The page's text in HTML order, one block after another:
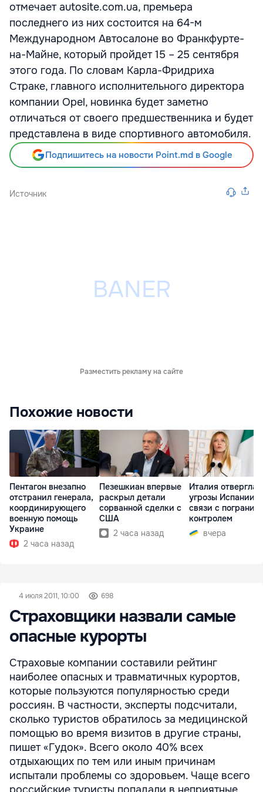
отмечает autosite.com.ua, премьера
последнего из них состоится на 64-м
Международном Автосалоне во Франкфурте-
на-Майне, который пройдет 15 – 25 сентября
этого года. По словам Карла-Фридриха
Страке, главного исполнительного директора
компании Opel, новинка будет заметно
отличаться от своего предшественника и будет
представлена в виде спортивного автомобиля.
Подпишитесь на новости Point.md в Google
Источник
Разместить рекламу на сайте
Похожие новости
Пентагон внезапно
отстранил генерала,
координирующего
военную помощь
Украине
2 часа назад
Пезешкиан впервые
раскрыл детали
сорванной сделки с
США
2 часа назад
Италия отвергла
угрозы Испании в
связи с
контролем
вчера
4 июля 2011, 10:00 698
Страховщики назвали самые
опасные курорты
Страховые компании составили рейтинг
наиболее опасных и травматичных курортов,
которые пользуются популярностью среди
россиян. В частности, эксперты подсчитали,
сколько туристов обратилось за медицинской
помощью во время визитов в другие страны,
пишет «Гудок». Всего около 40% всех
отдыхающих по тем или иным причинам
испытали проблемы со здоровьем. Чаще всего